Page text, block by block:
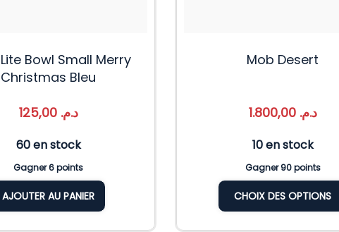
Bowl Small Merry
Christmas Bleu
د.م. 125,00
60 en stock
Gagner 6 points
AJOUTER AU PANIER
Mob Desert
د.م. 1.800,00
10 en stock
Gagner 90 points
CHOIX DES OPTIONS